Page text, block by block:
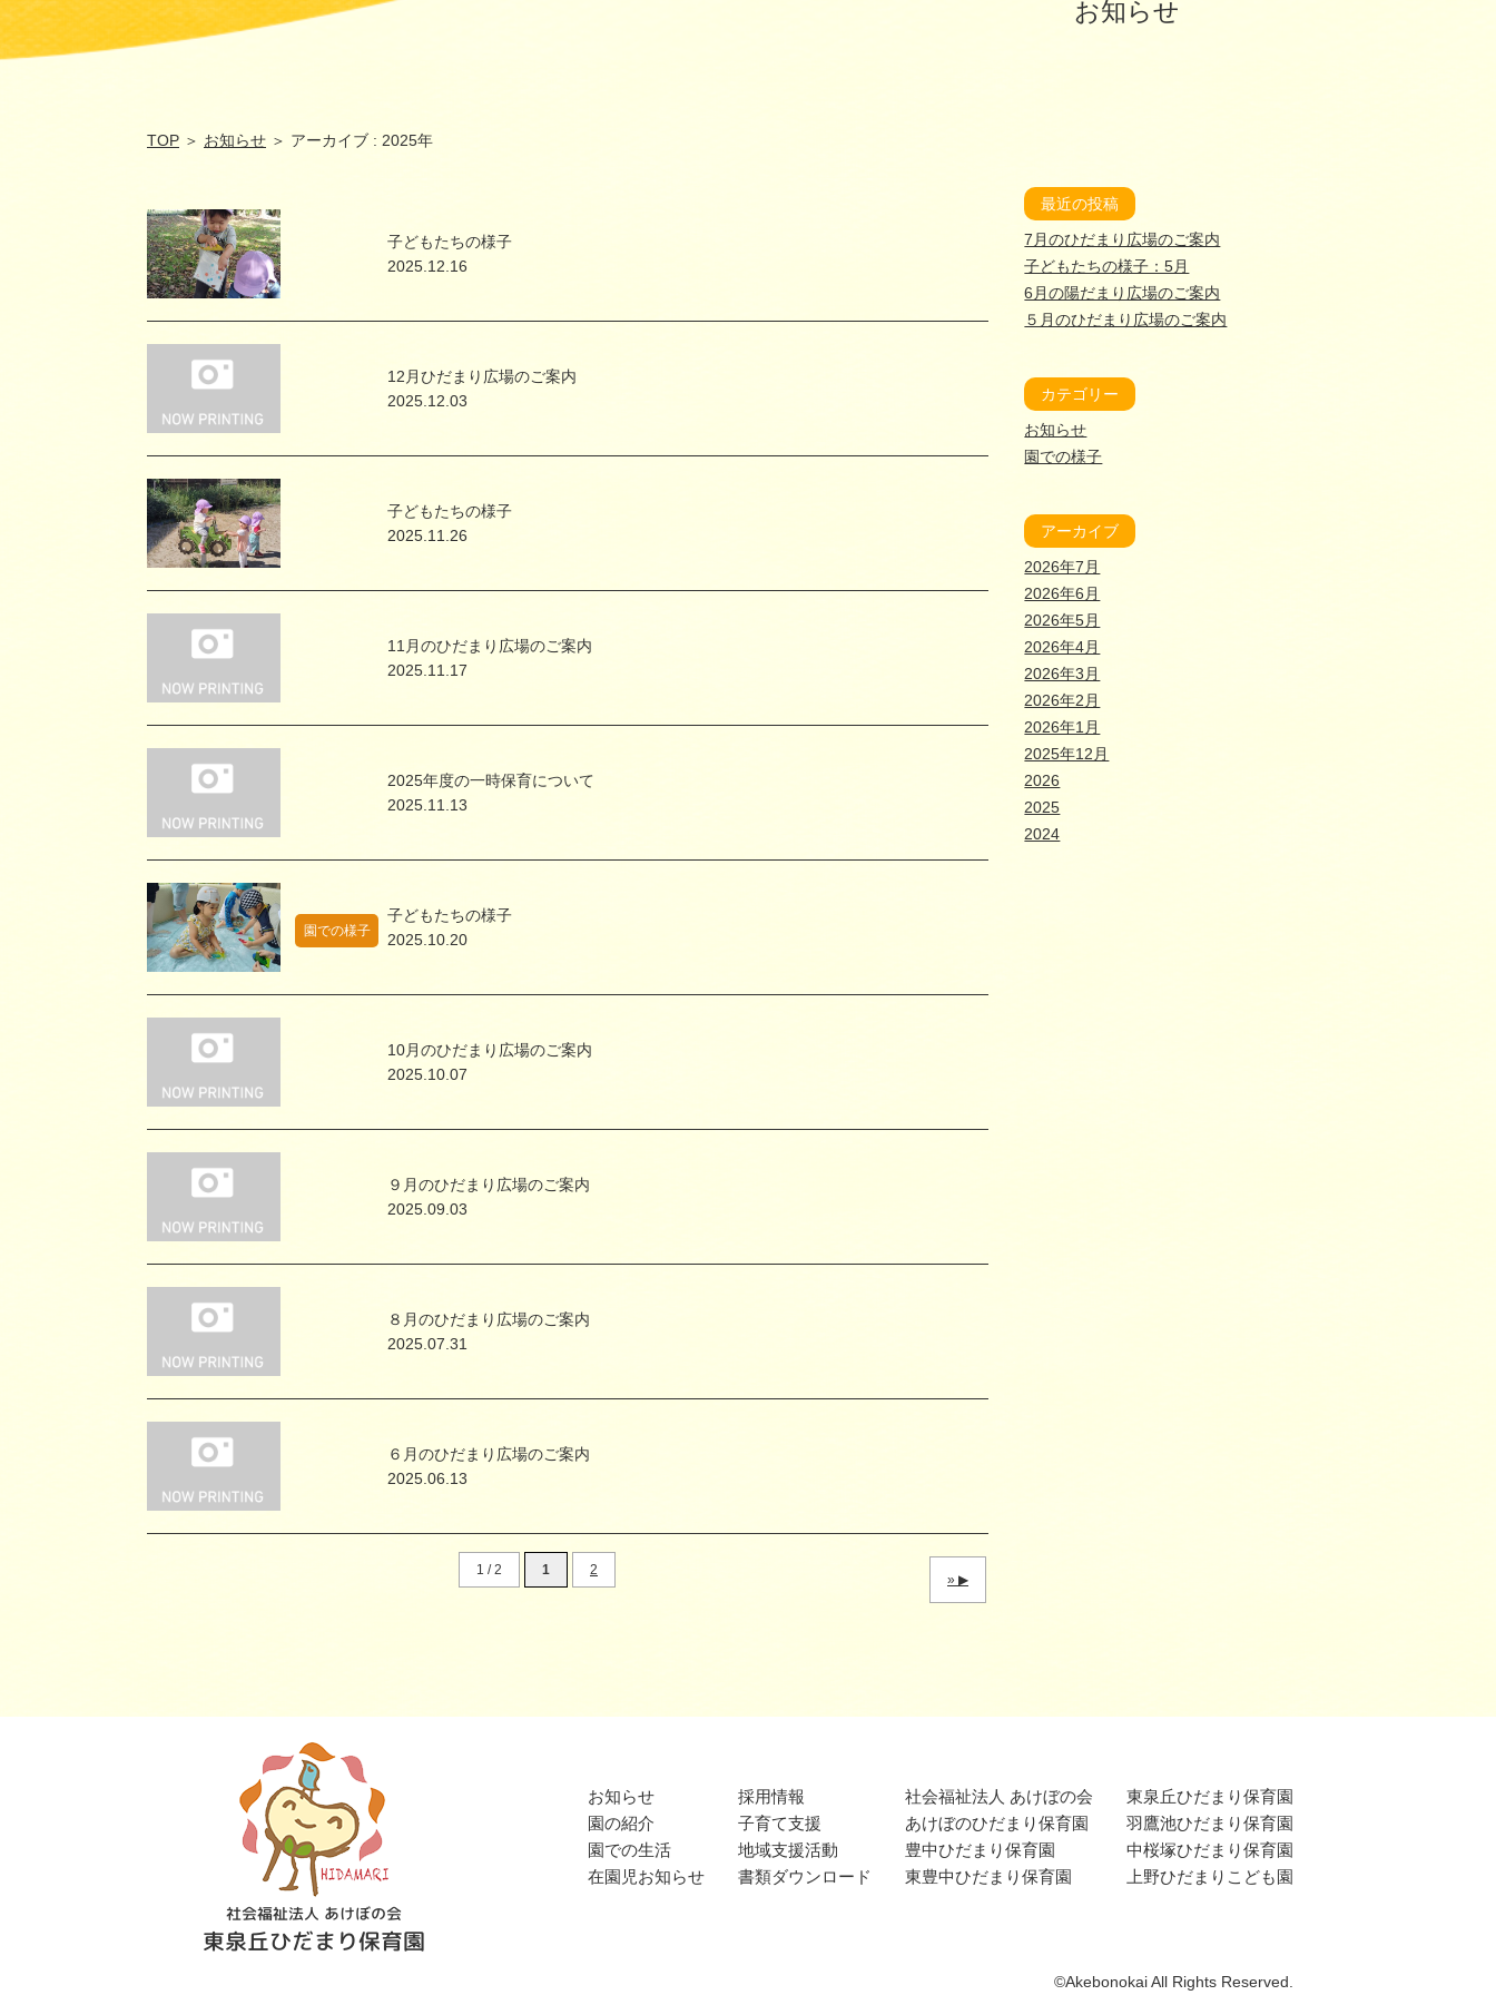
お知らせ
TOP ＞ お知らせ ＞ アーカイブ : 2025年
子どもたちの様子
2025.12.16
12月ひだまり広場のご案内
2025.12.03
子どもたちの様子
2025.11.26
11月のひだまり広場のご案内
2025.11.17
2025年度の一時保育について
2025.11.13
園での様子
子どもたちの様子
2025.10.20
10月のひだまり広場のご案内
2025.10.07
９月のひだまり広場のご案内
2025.09.03
８月のひだまり広場のご案内
2025.07.31
６月のひだまり広場のご案内
2025.06.13
1 / 2 1 2
»
最近の投稿
7月のひだまり広場のご案内
子どもたちの様子：5月
6月の陽だまり広場のご案内
５月のひだまり広場のご案内
カテゴリー
お知らせ
園での様子
アーカイブ
2026年7月
2026年6月
2026年5月
2026年4月
2026年3月
2026年2月
2026年1月
2025年12月
2026
2025
2024
社会福祉法人 あけぼの会
東泉丘ひだまり保育園
お知らせ
園の紹介
園での生活
在園児お知らせ
採用情報
子育て支援
地域支援活動
書類ダウンロード
社会福祉法人 あけぼの会
あけぼのひだまり保育園
豊中ひだまり保育園
東豊中ひだまり保育園
東泉丘ひだまり保育園
羽鷹池ひだまり保育園
中桜塚ひだまり保育園
上野ひだまりこども園
©Akebonokai All Rights Reserved.